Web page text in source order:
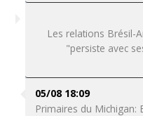
Les relations Brésil-
"persiste avec
05/08 18:09
Primaires du Michigan: